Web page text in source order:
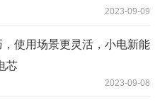
2023-09-09
使用场景更灵活，小电新能
芯
2023-09-08